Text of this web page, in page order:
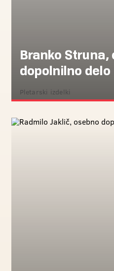
Branko Struna,
dopolnilno delo
Pletarski izdelki